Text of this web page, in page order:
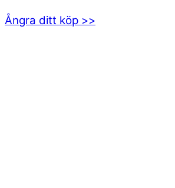
Ångra ditt köp >>